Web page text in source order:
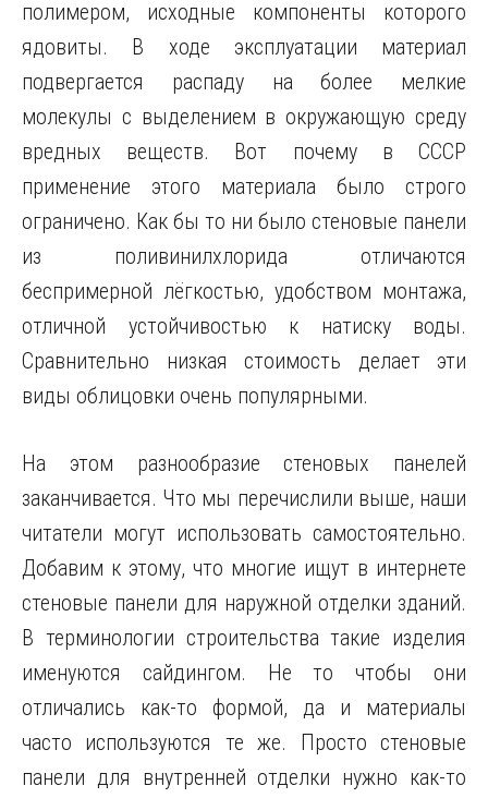
полимером, исходные компоненты которого
ядовиты. В ходе эксплуатации материал
подвергается распаду на более мелкие
молекулы с выделением в окружающую среду
вредных веществ. Вот почему в СССР
применение этого материала было строго
ограничено. Как бы то ни было стеновые панели
из поливинилхлорида отличаются
беспримерной лёгкостью, удобством монтажа,
отличной устойчивостью к натиску воды.
Сравнительно низкая стоимость делает эти
виды облицовки очень популярными.
На этом разнообразие стеновых панелей
заканчивается. Что мы перечислили выше, наши
читатели могут использовать самостоятельно.
Добавим к этому, что многие ищут в интернете
стеновые панели для наружной отделки зданий.
В терминологии строительства такие изделия
именуются сайдингом. Не то чтобы они
отличались как-то формой, да и материалы
часто используются те же. Просто стеновые
панели для внутренней отделки нужно как-то